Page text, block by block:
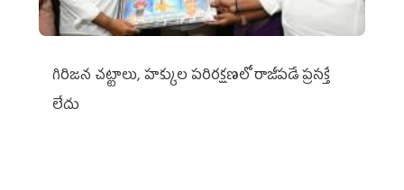
గిరిజన చట్టాలు, హక్కుల పరిరక్షణలో రాజీపడే ప్రసక్తే
లేదు